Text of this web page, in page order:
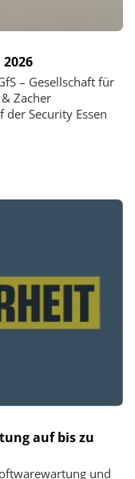
– Gesellschaft für
Zacher
Security Essen
auf bis zu
und